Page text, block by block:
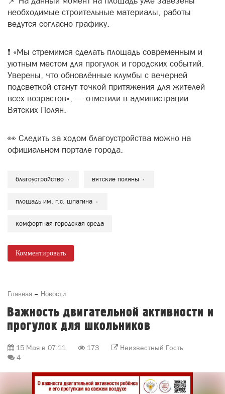
необходимые строительные материалы, работы
ведутся согласно графику.
❗ «Мы стремимся сделать площадь современным и
уютным местом для прогулок и городских событий.
Уверены, что обновлённые клумбы с вечерней
подсветкой станут точкой притяжения для жителей
всех возрастов», — отметили в администрации
Вятских Полян.
👀 Следить за ходом благоустройства можно на
официальном портале города.
благоустройство вятские поляны
площадь им. г.с. шпагина
комфортная городская среда
Комментировать
Главная Новости
Важность двигательной активности и
прогулок для школьников
15 Мая в 07:11 173
Неизвестный Гость
4